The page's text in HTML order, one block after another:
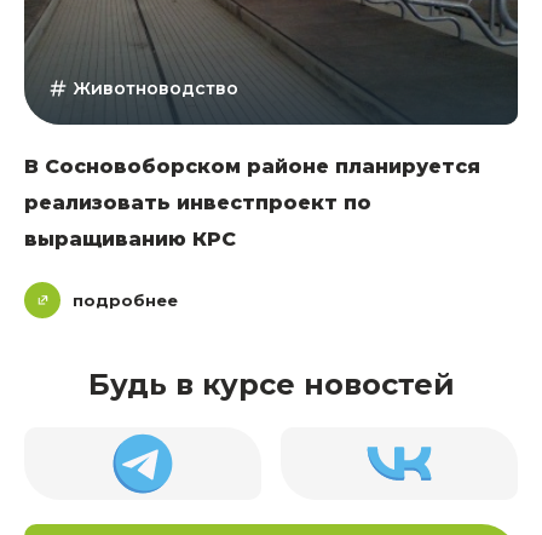
Животноводство
В Сосновоборском районе планируется
реализовать инвестпроект по
выращиванию КРС
подробнее
Будь в курсе новостей